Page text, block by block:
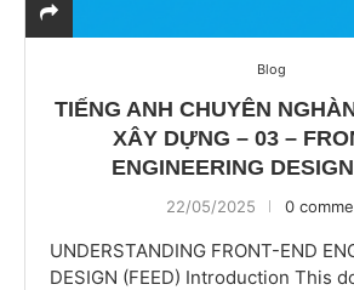
Blog
TIẾNG ANH CHUYÊN
XÂY DỰNG – 03 –
ENGINEERING
22/05/2025 0
UNDERSTANDING FRONT-END
DESIGN (FEED) Introduction This